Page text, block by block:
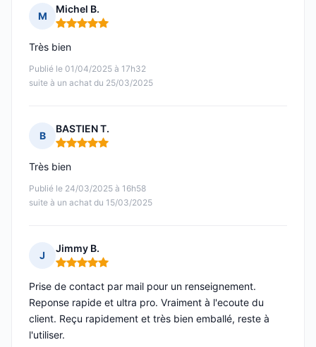
M
Michel B.
Note : 5 sur 5
Publié le 01/04/2025 à 17h32
suite à un achat du 25/03/2025
Très bien
B
BASTIEN T.
Note : 5 sur 5
Publié le 24/03/2025 à 16h58
suite à un achat du 15/03/2025
Très bien
J
Jimmy B.
Note : 5 sur 5
Prise de contact par mail pour un renseignement.
Reponse rapide et ultra pro. Vraiment à l'ecoute du
client. Reçu rapidement et très bien emballé, reste à
l'utiliser.